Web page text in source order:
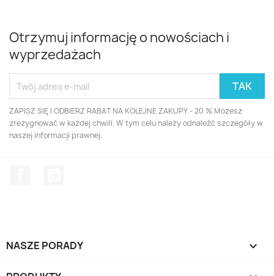
Otrzymuj informację o nowościach i
wyprzedażach
ZAPISZ SIĘ I ODBIERZ RABAT NA KOLEJNE ZAKUPY - 20 % Możesz
zrezygnować w każdej chwili. W tym celu należy odnaleźć szczegóły w
naszej informacji prawnej.
NASZE PORADY 